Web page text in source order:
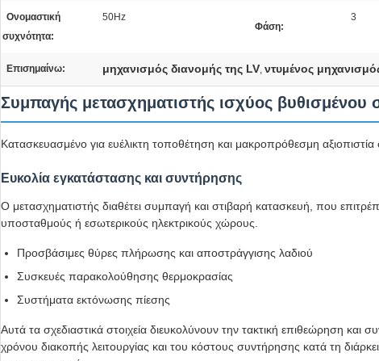
Ονομαστική
συχνότητα:
50Hz
Φάση:
3
Επισημαίνω: μηχανισμός διανομής της LV, ντυμένος
Συμπαγής μετασχηματιστής ισχύος βυθισμένου
Κατασκευασμένο για ευέλικτη τοποθέτηση και μακροπρόθεσμη αξιοπιστία
Ευκολία εγκατάστασης και συντήρησης
Ο μετασχηματιστής διαθέτει συμπαγή και στιβαρή κατασκευή, που
υποσταθμούς ή εσωτερικούς ηλεκτρικούς χώρους.
Προσβάσιμες θύρες πλήρωσης και αποστράγγισης λαδιού
Συσκευές παρακολούθησης θερμοκρασίας
Συστήματα εκτόνωσης πίεσης
Αυτά τα σχεδιαστικά στοιχεία διευκολύνουν την τακτική επιθεώρηση
χρόνου διακοπής λειτουργίας και του κόστους συντήρησης κατά τη